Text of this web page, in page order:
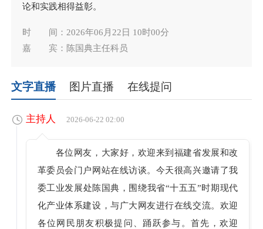
论和实践相得益彰。
时 间：2026年06月22日 10时00分
嘉 宾：陈国典主任科员
文字直播 图片直播 在线提问
主持人 2026-06-22 02:00
各位网友，大家好，欢迎来到福建省发展和改
革委员会门户网站在线访谈。今天很高兴邀请了我
委工业发展处陈国典，围绕我省“十五五”时期现代
化产业体系建设，与广大网友进行在线交流。欢迎
各位网民朋友积极提问、踊跃参与。首先，欢迎